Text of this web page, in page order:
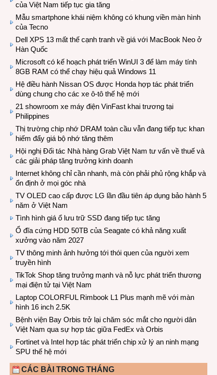
của Việt Nam tiếp tục gia tăng
Mẫu smartphone khái niệm không có khung viền màn hình
của Tecno
Dell XPS 13 mất thế cạnh tranh về giá với MacBook Neo ở
Hàn Quốc
Microsoft có kế hoạch phát triển WinUI 3 để làm máy tính
8GB RAM có thể chạy hiệu quả Windows 11
Hệ điều hành Nissan OS được Honda hợp tác phát triển
dùng chung cho các xe ô-tô thế hệ mới
21 showroom xe máy điện VinFast khai trương tại
Philippines
Thị trường chip nhớ DRAM toàn cầu vẫn đang tiếp tục khan
hiếm đẩy giá bộ nhớ tăng thêm
Hội nghị Đối tác Nhà hàng Grab Việt Nam tư vấn về thuế và
các giải pháp tăng trưởng kinh doanh
Internet không chỉ cần nhanh, mà còn phải phủ rộng khắp và
ổn định ở mọi góc nhà
TV OLED cao cấp được LG lần đầu tiên áp dụng bảo hành 5
năm ở Việt Nam
Tình hình giá ổ lưu trữ SSD đang tiếp tục tăng
Ổ đĩa cứng HDD 50TB của Seagate có khả năng xuất
xưởng vào năm 2027
TV thông minh ảnh hưởng tới thói quen của người xem
truyền hình
TikTok Shop tăng trưởng mạnh và nỗ lực phát triển thương
mại điện tử tại Việt Nam
Laptop COLORFUL Rimbook L1 Plus mạnh mẽ với màn
hình 16 inch 2.5K
Bệnh viện Bay Orbis trở lại chăm sóc mắt cho người dân
Việt Nam qua sự hợp tác giữa FedEx và Orbis
Fortinet và Intel hợp tác phát triển chip xử lý an ninh mạng
SPU thế hệ mới
CÁC BÀI TRONG THÁNG